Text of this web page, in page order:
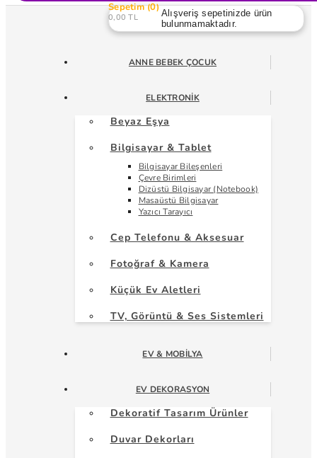
Sepetim 0
0,00 TL
Alışveriş sepetinizde ürün
bulunmamaktadır.
ANNE BEBEK ÇOCUK
ELEKTRONIK
Beyaz Eşya
Bilgisayar & Tablet
Bilgisayar Bileşenleri
Çevre Birimleri
Dizüstü Bilgisayar (Notebook)
Masaüstü Bilgisayar
Yazıcı Tarayıcı
Cep Telefonu & Aksesuar
Fotoğraf & Kamera
Küçük Ev Aletleri
TV, Görüntü & Ses Sistemleri
EV & MOBILYA
EV DEKORASYON
Dekoratif Tasarım Ürünler
Duvar Dekorları